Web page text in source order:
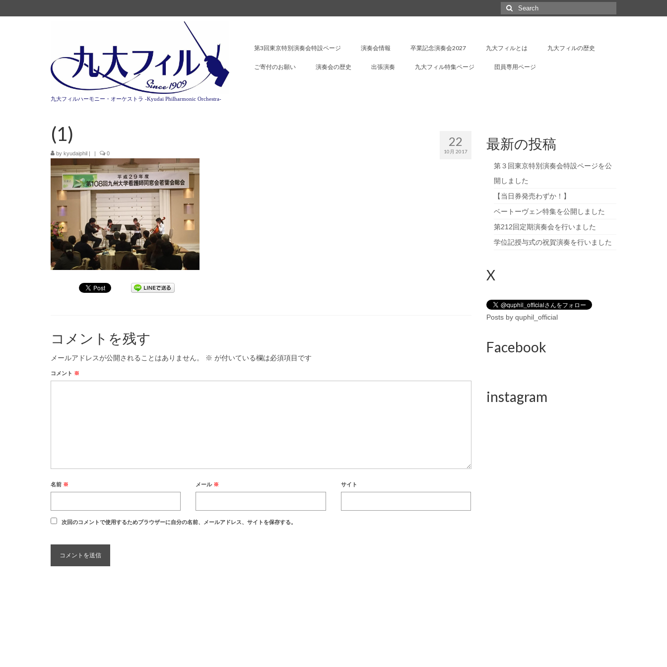
Search
for:
九大フィルハーモニー・オーケストラ -Kyudai Philharmonic Orchestra-
第3回東京特別演奏会特設ページ 演奏会情報 卒業記念演奏会2027 九大フィルとは 九大フィルの歴史
ご寄付のお願い 演奏会の歴史 出張演奏 九大フィル特集ページ 団員専用ページ
22
10月 2017
(1)
by kyudaiphil | | 0
コメントを残す
メールアドレスが公開されることはありません。 ※ が付いている欄は必須項目です
コメント ※
名前 ※ メール ※ サイト
次回のコメントで使用するためブラウザーに自分の名前、メールアドレス、サイトを保存する。
最新の投稿
第３回東京特別演奏会特設ページを公
開しました
【当日券発売わずか！】
ベートーヴェン特集を公開しました
第212回定期演奏会を行いました
学位記授与式の祝賀演奏を行いました
X
Posts by quphil_official
Facebook
instagram